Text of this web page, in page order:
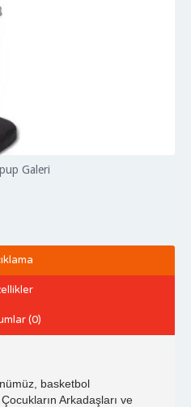
Galeri
(0)
basketbol
Arkadaşları ve